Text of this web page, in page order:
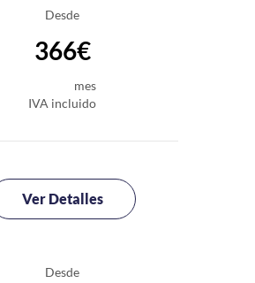
Desde
366€
mes
IVA incluido
Ver Detalles
Desde